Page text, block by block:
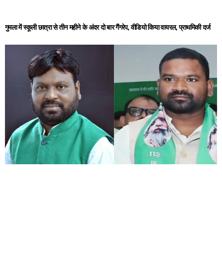
गुमला में स्कूली छात्रा से तीन महीने के अंदर दो बार गैंगरेप, वीडियो किया वायरल, प्राथमिकी दर्ज